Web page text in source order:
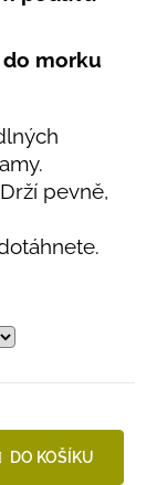
do morku
pevně,
DO KOŠÍKU